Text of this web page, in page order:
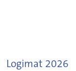
Logimat 2026